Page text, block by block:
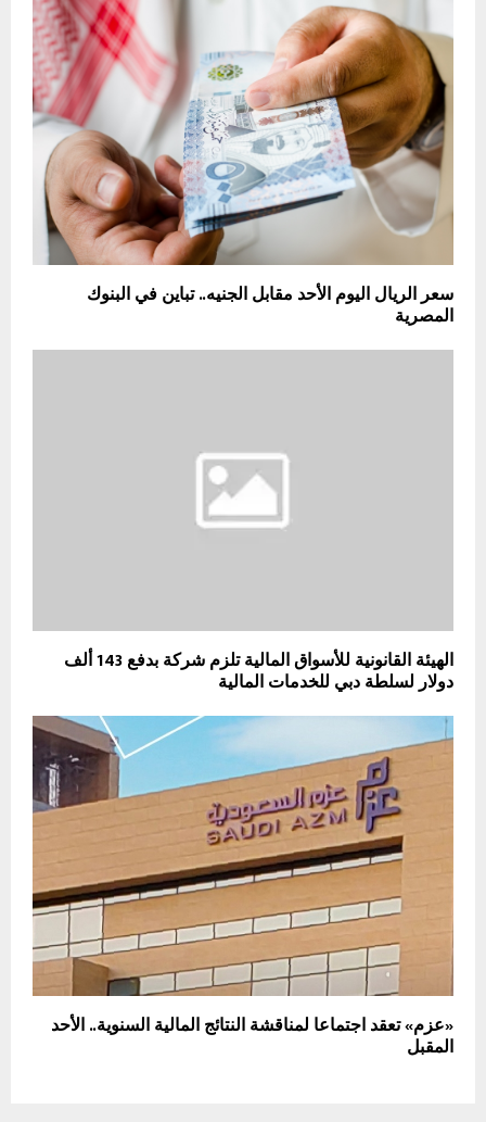
سعر الريال اليوم الأحد مقابل الجنيه.. تباين في البنوك
المصرية
الهيئة القانونية للأسواق المالية تلزم شركة بدفع 143 ألف
دولار لسلطة دبي للخدمات المالية
«عزم» تعقد اجتماعا لمناقشة النتائج المالية السنوية.. الأحد
المقبل